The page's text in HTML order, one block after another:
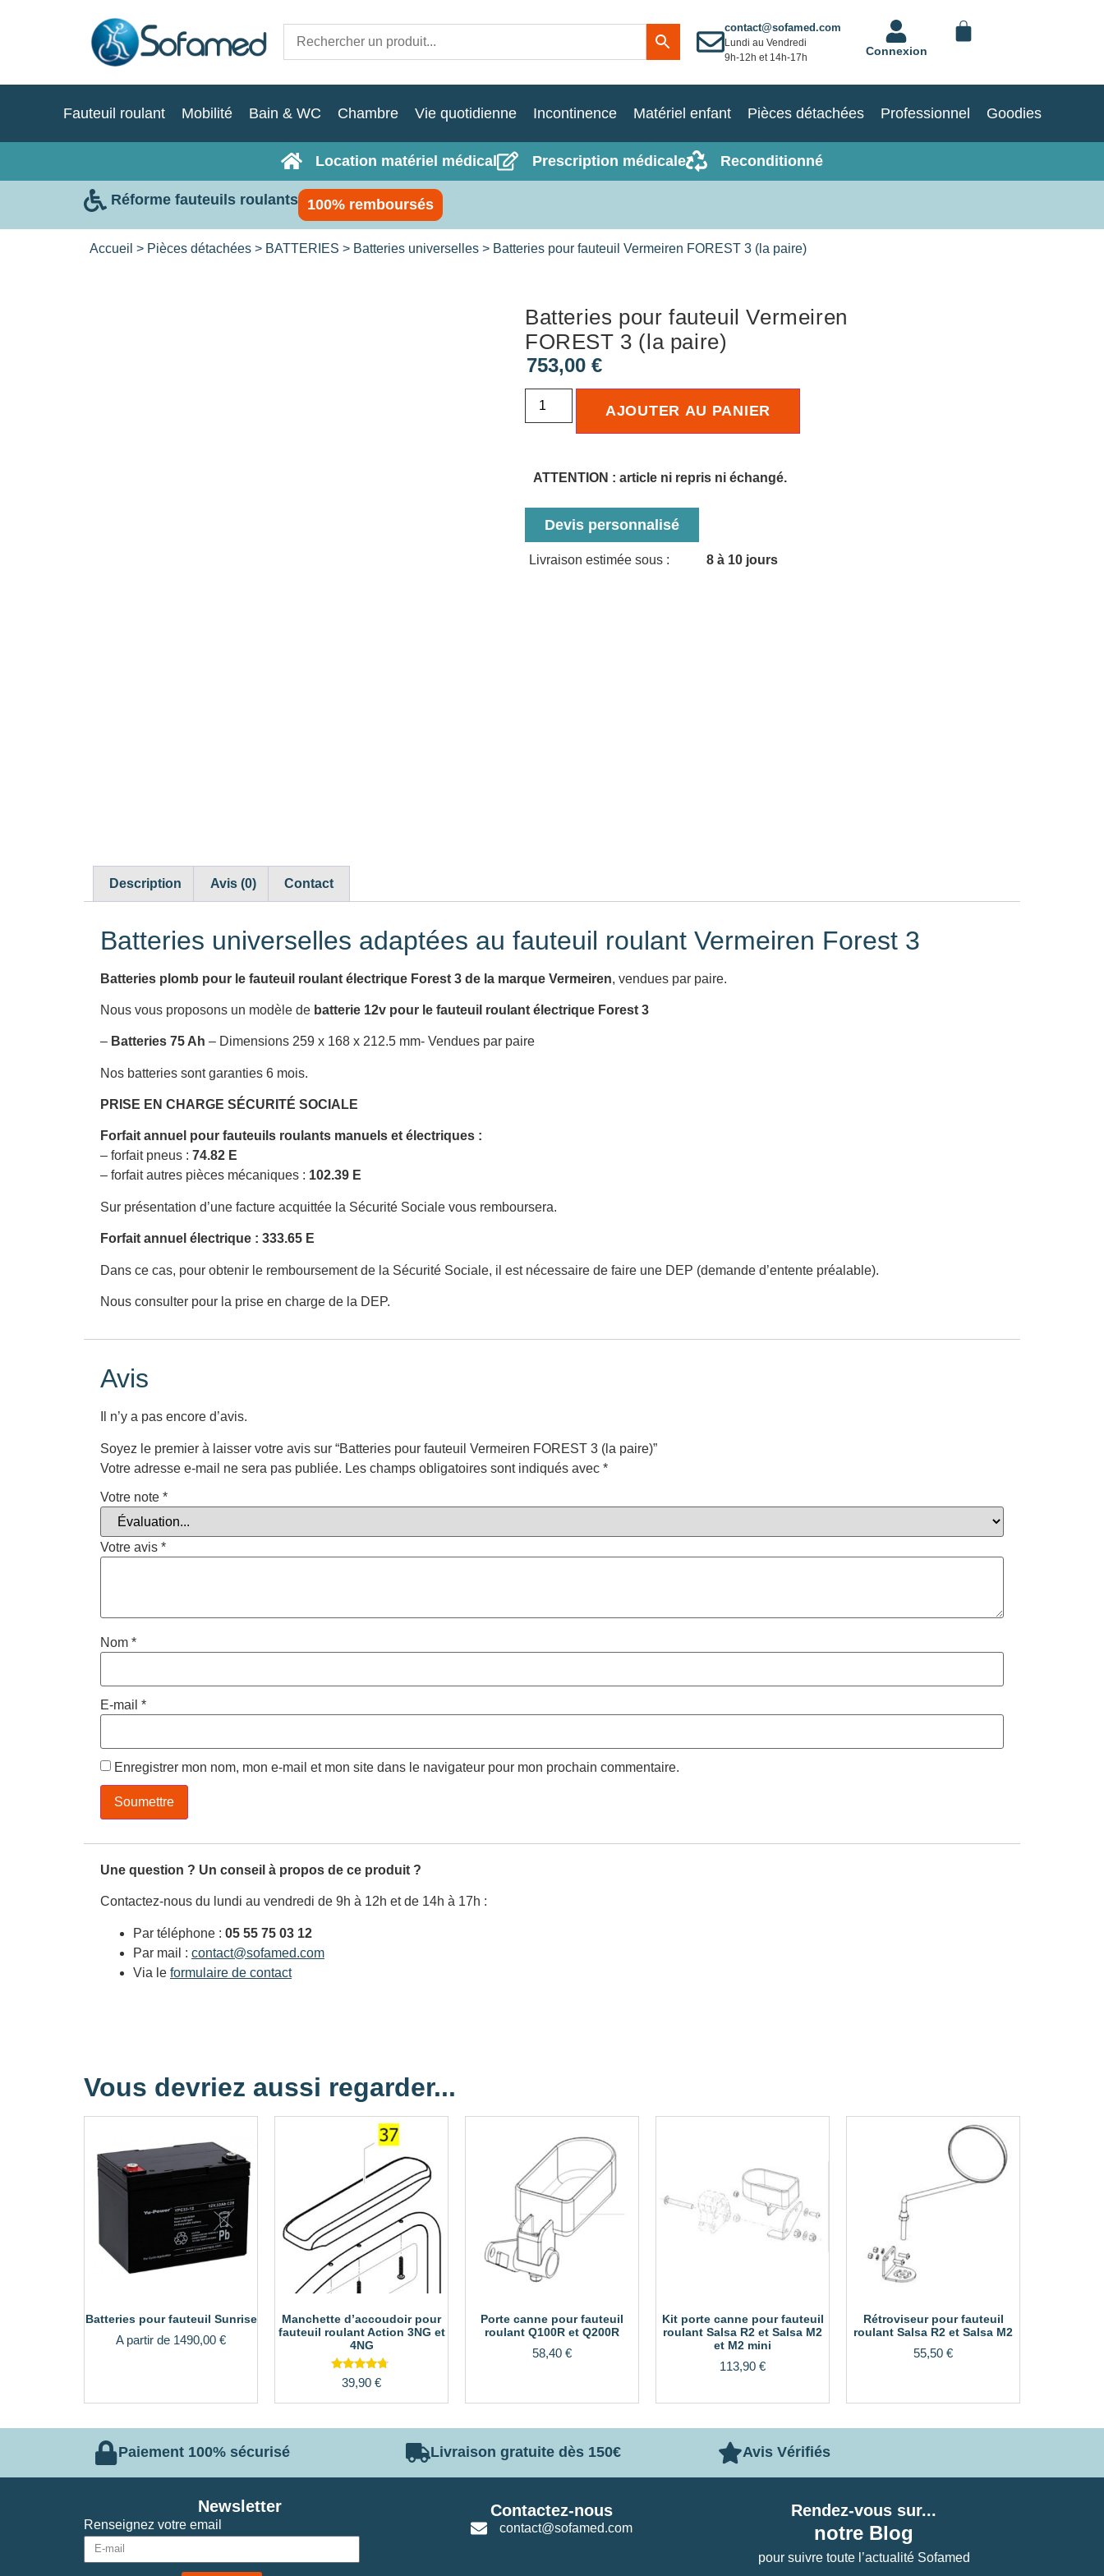
contact@sofamed.com
Lundi au Vendredi
9h-12h et 14h-17h
Connexion
Fauteuil roulant Mobilité Bain & WC Chambre Vie quotidienne Incontinence Matériel enfant Pièces détachées Professionnel Goodies
Location matériel médical Prescription médicale Reconditionné
Réforme fauteuils roulants 100% remboursés
Accueil > Pièces détachées > BATTERIES > Batteries universelles > Batteries pour fauteuil Vermeiren FOREST 3 (la paire)
Batteries pour fauteuil Vermeiren
FOREST 3 (la paire)
753,00 €
AJOUTER AU PANIER
ATTENTION : article ni repris ni échangé.
Devis personnalisé
Livraison estimée sous : 8 à 10 jours
Description Avis (0) Contact
Batteries universelles adaptées au fauteuil roulant Vermeiren Forest 3
Batteries plomb pour le fauteuil roulant électrique Forest 3 de la marque Vermeiren, vendues par paire.
Nous vous proposons un modèle de batterie 12v pour le fauteuil roulant électrique Forest 3
– Batteries 75 Ah – Dimensions 259 x 168 x 212.5 mm- Vendues par paire
Nos batteries sont garanties 6 mois.
PRISE EN CHARGE SÉCURITÉ SOCIALE
Forfait annuel pour fauteuils roulants manuels et électriques :
– forfait pneus : 74.82 E
– forfait autres pièces mécaniques : 102.39 E
Sur présentation d’une facture acquittée la Sécurité Sociale vous remboursera.
Forfait annuel électrique : 333.65 E
Dans ce cas, pour obtenir le remboursement de la Sécurité Sociale, il est nécessaire de faire une DEP (demande d’entente préalable).
Nous consulter pour la prise en charge de la DEP.
Avis
Il n’y a pas encore d’avis.
Soyez le premier à laisser votre avis sur “Batteries pour fauteuil Vermeiren FOREST 3 (la paire)”
Votre adresse e-mail ne sera pas publiée. Les champs obligatoires sont indiqués avec *
Votre note *
Votre avis *
Nom *
E-mail *
Enregistrer mon nom, mon e-mail et mon site dans le navigateur pour mon prochain commentaire.
Une question ? Un conseil à propos de ce produit ?
Contactez-nous du lundi au vendredi de 9h à 12h et de 14h à 17h :
Par téléphone : 05 55 75 03 12
Par mail : contact@sofamed.com
Via le formulaire de contact
Vous devriez aussi regarder...
Batteries pour fauteuil Sunrise
A partir de 1490,00 €
Manchette d’accoudoir pour
fauteuil roulant Action 3NG et
4NG
Note
4.50
sur 5
39,90 €
Porte canne pour fauteuil
roulant Q100R et Q200R
58,40 €
Kit porte canne pour fauteuil
roulant Salsa R2 et Salsa M2
et M2 mini
113,90 €
Rétroviseur pour fauteuil
roulant Salsa R2 et Salsa M2
55,50 €
Paiement 100% sécurisé Livraison gratuite dès 150€ Avis Vérifiés
Renseignez votre email
Newsletter Contactez-nous
contact@sofamed.com
Rendez-vous sur...
notre Blog
pour suivre toute l’actualité Sofamed